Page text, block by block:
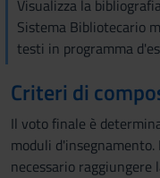
Visualizza la
Sistema Bibliotecario
testi in programma
Criteri di
Il voto finale è
moduli
necessario raggiungere